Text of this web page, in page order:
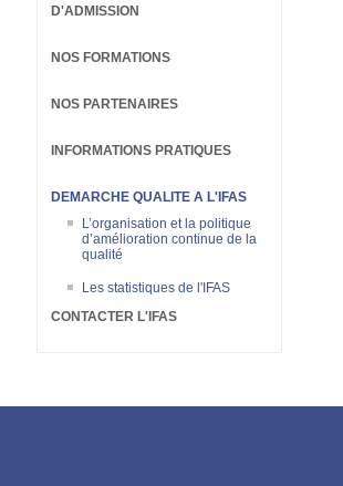
D'ADMISSION
NOS FORMATIONS
NOS PARTENAIRES
INFORMATIONS PRATIQUES
DEMARCHE QUALITE A L'IFAS
L’organisation et la politique
d’amélioration continue de la
qualité
Les statistiques de l'IFAS
CONTACTER L'IFAS